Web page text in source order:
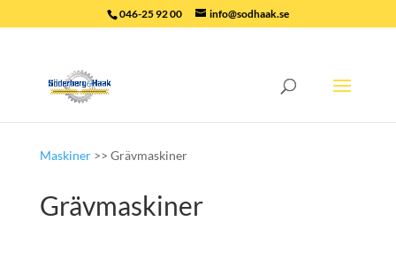
046-25 92 00 info@sodhaak.se
Maskiner>> Grävmaskiner
Grävmaskiner